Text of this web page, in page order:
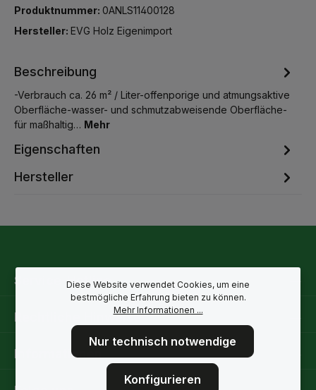
Produktnummer: 0ANLS11400128
Hersteller: EVG Holz Eigenimport
Beschreibung
-Verbrauch ca. 26 m² / Liter-offenporige und atmungsaktive
Oberfläche-wasser- und schmutzabweisende Oberfläche-
für maßhaltig… Mehr
Eigenschaften
Hersteller
Service-Hotline
Rechtliche Hinweise
Informationen
Diese Website verwendet Cookies, um eine
bestmögliche Erfahrung bieten zu können.
Mehr Informationen ...
Nur technisch notwendige
Konfigurieren